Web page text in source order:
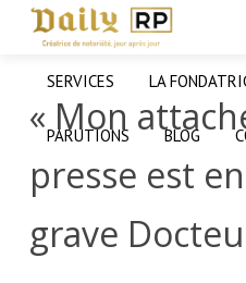
SERVICES LA
PARUTIONS BLOG
« Mon
presse est
grave